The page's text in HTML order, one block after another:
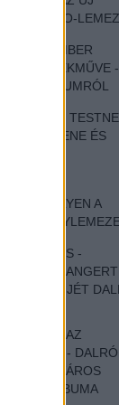
THE HERO-
VÉNEMBER
REMEKMŰVE
ALBUMRÓL
ÉS
NÉPZENE ÉS
- ILYEN A
ÚJ
NERVES -
MEG AZ
EP-JÉT
AZ
FÖLDIG -
KÉPZELT VÁROS
CÍMŰ ALBUMA